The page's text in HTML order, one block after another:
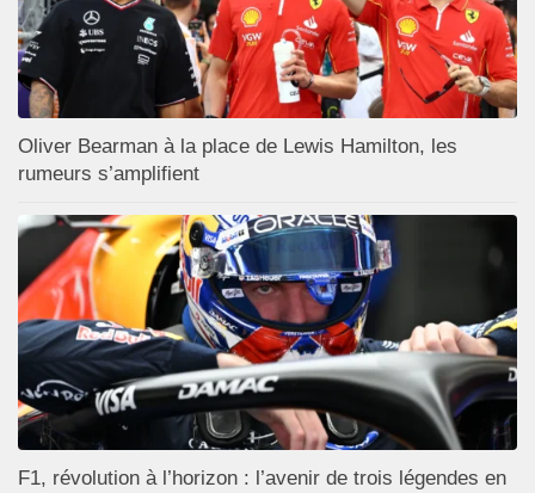
Oliver Bearman à la place de Lewis Hamilton, les
rumeurs s’amplifient
F1, révolution à l’horizon : l’avenir de trois légendes en